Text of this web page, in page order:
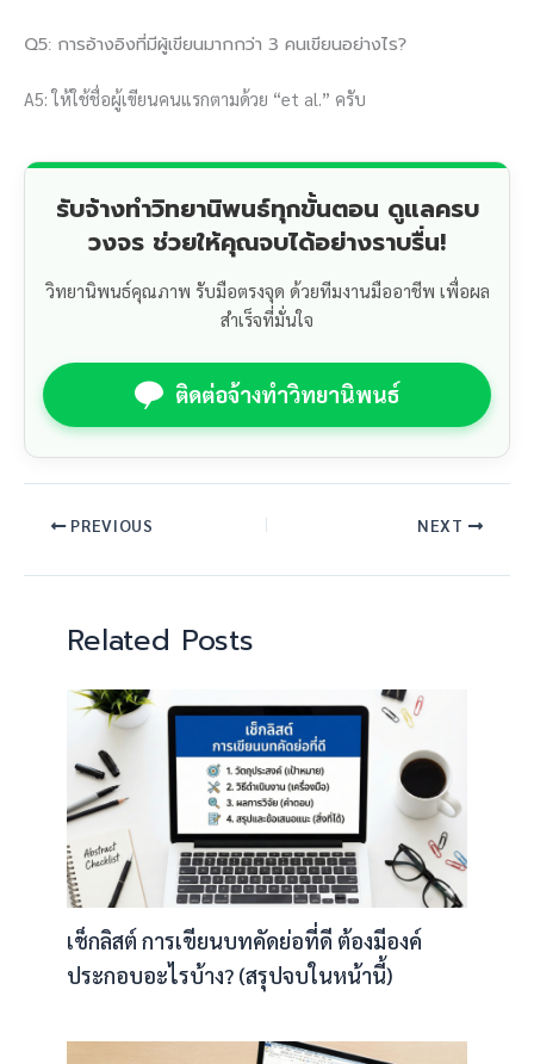
Q5: การอ้างอิงที่มีผู้เขียนมากกว่า 3 คนเขียนอย่างไร?
A5: ให้ใช้ชื่อผู้เขียนคนแรกตามด้วย “et al.” ครับ
รับจ้างทำวิทยานิพนธ์ทุกขั้นตอน ดูแลครบ
วงจร ช่วยให้คุณจบได้อย่างราบรื่น!
วิทยานิพนธ์คุณภาพ รับมือตรงจุด ด้วยทีมงานมืออาชีพ เพื่อผล
สำเร็จที่มั่นใจ
ติดต่อจ้างทำวิทยานิพนธ์
PREVIOUS NEXT
Related Posts
เช็กลิสต์ การเขียนบทคัดย่อที่ดี ต้องมีองค์
ประกอบอะไรบ้าง? (สรุปจบในหน้านี้)